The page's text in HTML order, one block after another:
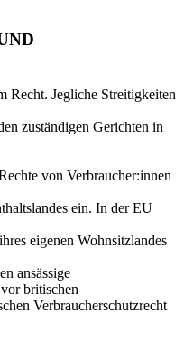
Recht. Jegliche Streitigkeiten
zuständigen Gerichten in
von Verbraucher:innen
ein. In der EU
eigenen Wohnsitzlandes
ansässige
britischen
Verbraucherschutzrecht